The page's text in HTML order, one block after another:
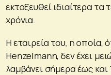
εκτοξευθεί ιδιαίτερα τα
χρόνια.
Η εταιρεία του, η οποία,
Henzelmann, δεν έχει
λαμβάνει σήμερα έως και